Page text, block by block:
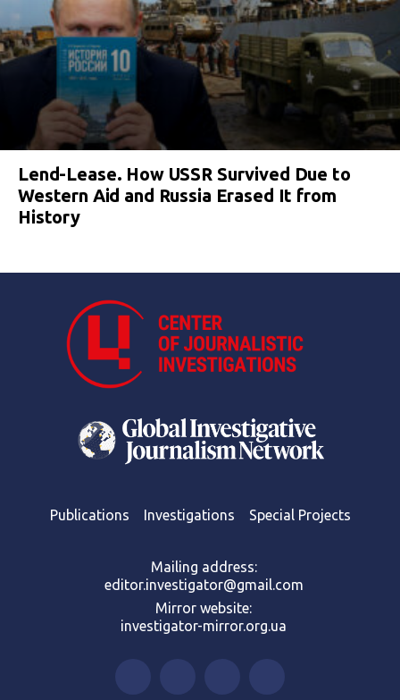
Lend-Lease. How USSR Survived Due to
Western Aid and Russia Erased It from
History
Publications Investigations Special Projects
Mailing address:
editor.investigator@gmail.com
Mirror website:
investigator-mirror.org.ua